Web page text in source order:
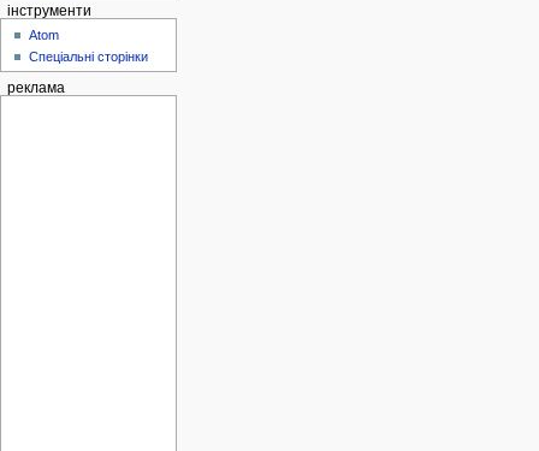
інструменти
Atom
Спеціальні сторінки
реклама